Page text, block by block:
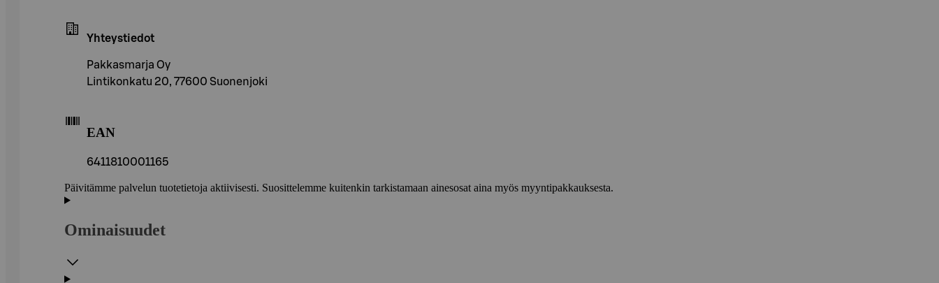
Yhteystiedot
Pakkasmarja Oy
Lintikonkatu 20, 77600 Suonenjoki
EAN
6411810001165
Päivitämme palvelun tuotetietoja aktiivisesti. Suosittelemme kuitenkin tarkistamaan ainesosat aina myös myyntipakkauksesta.
Ominaisuudet